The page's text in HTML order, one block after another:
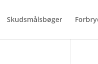
Skudsmålsbøger